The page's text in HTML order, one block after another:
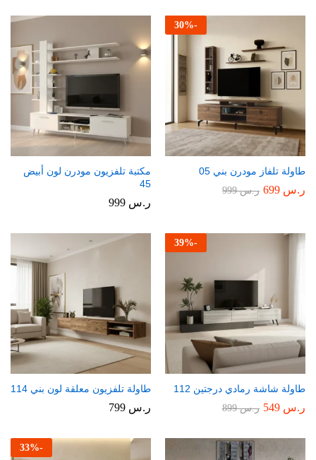
-
30%
طاولة تلفاز مودرن بني 05
ر.س ر.س999
مكتبة تلفزيون مودرن لون أبيض
45
ر.س
-
39%
طاولة شاشة رمادي درجتين 112
ر.س ر.س899
طاولة تلفزيون معلقة لون بني 114
ر.س
-
33%